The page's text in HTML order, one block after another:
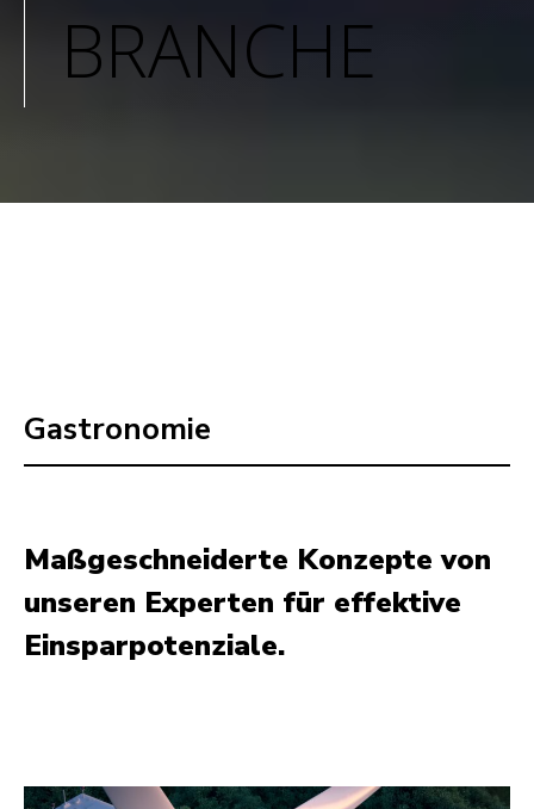
BRANCHE
Gastronomie
Maßgeschneiderte Konzepte von
unseren Experten für effektive
Einsparpotenziale.